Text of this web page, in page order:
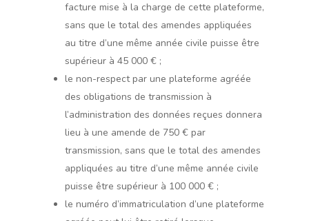
facture mise à la charge de cette plateforme,
sans que le total des amendes appliquées
au titre d’une même année civile puisse être
supérieur à 45 000 € ;
le non-respect par une plateforme agréée
des obligations de transmission à
l’administration des données reçues donnera
lieu à une amende de 750 € par
transmission, sans que le total des amendes
appliquées au titre d’une même année civile
puisse être supérieur à 100 000 € ;
le numéro d’immatriculation d’une plateforme